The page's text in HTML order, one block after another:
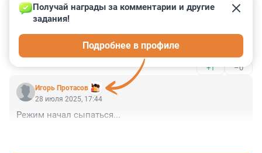
28 июля 2025, 21:21
Нас обязали работать через эти чертовы услуги и
если они не работают, и мы не работаем! Все
откладываем на завтра, с это двойной труд!
Навязали свою систему, чтобы отчитаться, смотрите
скоао людей нами пользуются, а то что это
обязаловка- помалкивают!
+1 –0
Игорь Протасов
Получай награды за комментарии и другие
задания!
Подробнее в профиле
28 июля 2025, 17:44
Режим начал сыпаться...